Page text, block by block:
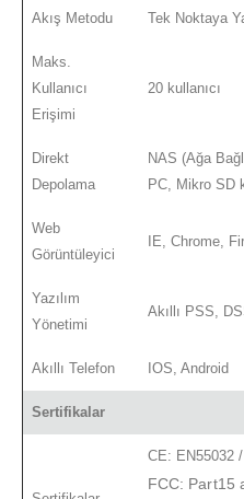
Akış Metodu Tek Noktaya
Maks.
Kullanıcı
Erişimi
20 kullanıcı
Direkt
Depolama
NAS (Ağa
PC, Mikro SD
Web
Görüntüleyici
IE, Chrome,
Yazılım
Yönetimi
Akıllı PSS,
Akıllı Telefon IOS, Android
Sertifikalar
CE: EN55032
FCC: Part15